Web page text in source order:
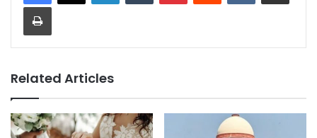
Print
Related Articles